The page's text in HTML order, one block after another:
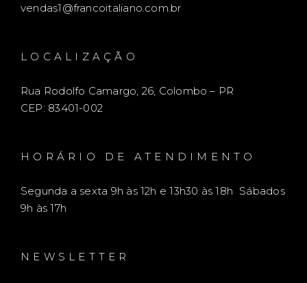
vendas1@francoitaliano.com.br
LOCALIZAÇÃO
Rua Rodolfo Camargo, 26, Colombo – PR
CEP: 83401-002
HORÁRIO DE ATENDIMENTO
Segunda a sexta 9h às 12h e 13h30 às 18h Sábados
9h às 17h
NEWSLETTER